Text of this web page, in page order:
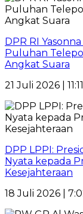
DPR RI
Puluhan
Angkat Suara
21 Juli 2026 |
DPP LPPI:
Nyata kepada
Kesejahteraan
18 Juli 2026 |